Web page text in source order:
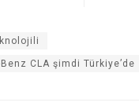
CLA şimdi Türkiye’de